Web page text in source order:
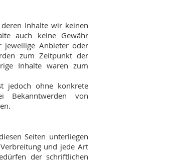
Inhalte wir keinen
auch keine Gewähr
jeweilige Anbieter oder
zum Zeitpunkt der
Inhalte waren zum
jedoch ohne konkrete
Bekanntwerden von
Seiten unterliegen
und jede Art
der schriftlichen